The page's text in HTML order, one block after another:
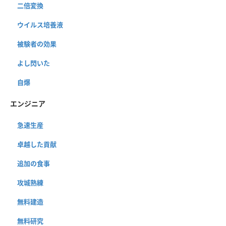
二倍変換
ウイルス培養液
被験者の効果
よし閃いた
自爆
エンジニア
急速生産
卓越した貢献
追加の食事
攻城熟練
無料建造
無料研究